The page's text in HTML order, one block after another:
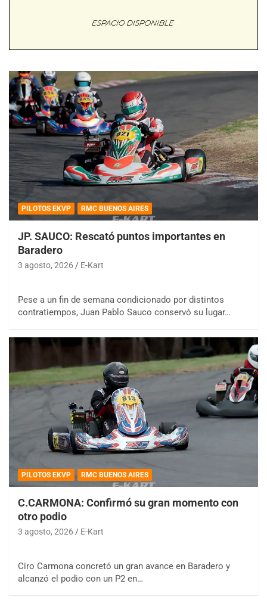
PILOTOS EKVP RMC BUENOS AIRES
JP. SAUCO: Rescató puntos importantes en
Baradero
3 agosto, 2026 E-Kart
Pese a un fin de semana condicionado por distintos
contratiempos, Juan Pablo Sauco conservó su lugar…
PILOTOS EKVP RMC BUENOS AIRES
C.CARMONA: Confirmó su gran momento con
otro podio
3 agosto, 2026 E-Kart
Ciro Carmona concretó un gran avance en Baradero y
alcanzó el podio con un P2 en…
08/09-AGO
IAME SERIES ARGENTINA 6
Ramiro Tot (Asfalto)